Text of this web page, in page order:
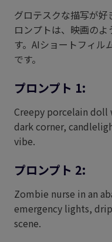
グロテスクな描写が
ロンプトは、映画の
す。AIショートフィル
です。
プロンプト 1:
Creepy porcelain
dark corner,
vibe.
プロンプト 2:
Zombie nurse in an
emergency lights,
scene.